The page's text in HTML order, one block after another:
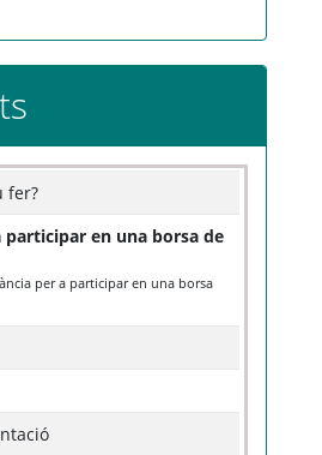
fer?
participar en una borsa de
per a participar en una borsa